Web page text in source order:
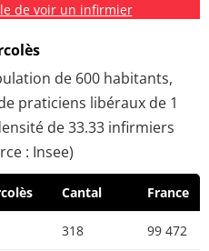
de voir un infirmier
de 600 habitants,
praticiens libéraux de 1
de 33.33 infirmiers
: Insee)
Cantal France
318 99 472